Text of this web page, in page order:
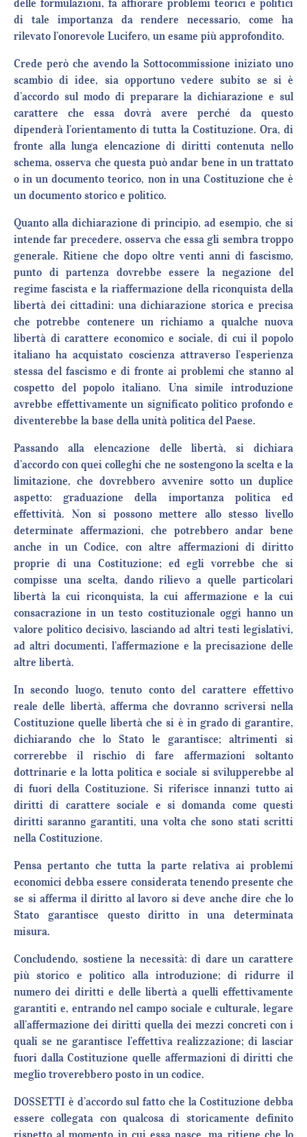
delle formulazioni, fa affiorare problemi teorici e politici
di tale importanza da rendere necessario, come ha
rilevato l’onorevole Lucifero, un esame più approfondito.
Crede però che avendo la Sottocommissione iniziato uno
scambio di idee, sia opportuno vedere subito se si è
d’accordo sul modo di preparare la dichiarazione e sul
carattere che essa dovrà avere perché da questo
dipenderà l’orientamento di tutta la Costituzione. Ora, di
fronte alla lunga elencazione di diritti contenuta nello
schema, osserva che questa può andar bene in un trattato
o in un documento teorico, non in una Costituzione che è
un documento storico e politico.
Quanto alla dichiarazione di principio, ad esempio, che si
intende far precedere, osserva che essa gli sembra troppo
generale. Ritiene che dopo oltre venti anni di fascismo,
punto di partenza dovrebbe essere la negazione del
regime fascista e la riaffermazione della riconquista della
libertà dei cittadini: una dichiarazione storica e precisa
che potrebbe contenere un richiamo a qualche nuova
libertà di carattere economico e sociale, di cui il popolo
italiano ha acquistato coscienza attraverso l’esperienza
stessa del fascismo e di fronte ai problemi che stanno al
cospetto del popolo italiano. Una simile introduzione
avrebbe effettivamente un significato politico profondo e
diventerebbe la base della unità politica del Paese.
Passando alla elencazione delle libertà, si dichiara
d’accordo con quei colleghi che ne sostengono la scelta e la
limitazione, che dovrebbero avvenire sotto un duplice
aspetto: graduazione della importanza politica ed
effettività. Non si possono mettere allo stesso livello
determinate affermazioni, che potrebbero andar bene
anche in un Codice, con altre affermazioni di diritto
proprie di una Costituzione; ed egli vorrebbe che si
compisse una scelta, dando rilievo a quelle particolari
libertà la cui riconquista, la cui affermazione e la cui
consacrazione in un testo costituzionale oggi hanno un
valore politico decisivo, lasciando ad altri testi legislativi,
ad altri documenti, l’affermazione e la precisazione delle
altre libertà.
In secondo luogo, tenuto conto del carattere effettivo
reale delle libertà, afferma che dovranno scriversi nella
Costituzione quelle libertà che si è in grado di garantire,
dichiarando che lo Stato le garantisce; altrimenti si
correrebbe il rischio di fare affermazioni soltanto
dottrinarie e la lotta politica e sociale si svilupperebbe al
di fuori della Costituzione. Si riferisce innanzi tutto ai
diritti di carattere sociale e si domanda come questi
diritti saranno garantiti, una volta che sono stati scritti
nella Costituzione.
Pensa pertanto che tutta la parte relativa ai problemi
economici debba essere considerata tenendo presente che
se si afferma il diritto al lavoro si deve anche dire che lo
Stato garantisce questo diritto in una determinata
misura.
Concludendo, sostiene la necessità: di dare un carattere
più storico e politico alla introduzione; di ridurre il
numero dei diritti e delle libertà a quelli effettivamente
garantiti e, entrando nel campo sociale e culturale, legare
all’affermazione dei diritti quella dei mezzi concreti con i
quali se ne garantisce l’effettiva realizzazione; di lasciar
fuori dalla Costituzione quelle affermazioni di diritti che
meglio troverebbero posto in un codice.
DOSSETTI è d’accordo sul fatto che la Costituzione debba
essere collegata con qualcosa di storicamente definito